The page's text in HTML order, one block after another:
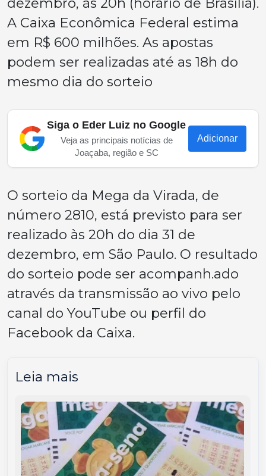
A Caixa Econômica Federal estima
em R$ 600 milhões. As apostas
podem ser realizadas até as 18h do
mesmo dia do sorteio
Siga o Eder Luiz no Google
Veja as principais notícias de
Joaçaba, região e SC
Adicionar
O sorteio da Mega da Virada, de
número 2810, está previsto para ser
realizado às 20h do dia 31 de
dezembro, em São Paulo. O resultado
do sorteio pode ser acompanh.ado
através da transmissão ao vivo pelo
canal do YouTube ou perfil do
Facebook da Caixa.
Leia mais